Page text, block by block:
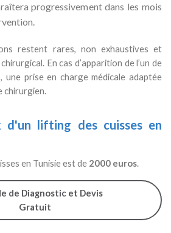
progressivement dans les mois
restent rares, non exhaustives et
En cas d’apparition de l’un de
une prise en charge médicale adaptée
chirurgien.
d'un lifting des cuisses en
en Tunisie est de 2000 euros.
de Diagnostic et Devis
Gratuit